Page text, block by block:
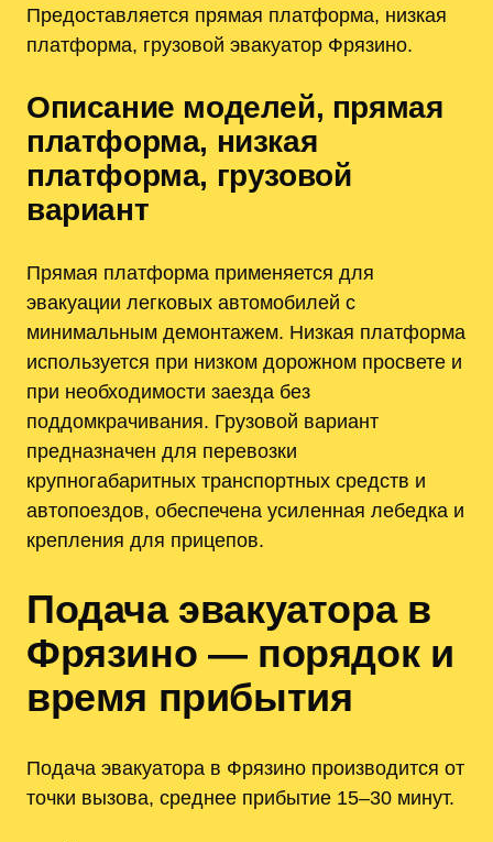
Предоставляется прямая платформа, низкая
платформа, грузовой эвакуатор Фрязино.
Описание моделей, прямая
платформа, низкая
платформа, грузовой
вариант
Прямая платформа применяется для
эвакуации легковых автомобилей с
минимальным демонтажем. Низкая платформа
используется при низком дорожном просвете и
при необходимости заезда без
поддомкрачивания. Грузовой вариант
предназначен для перевозки
крупногабаритных транспортных средств и
автопоездов, обеспечена усиленная лебедка и
крепления для прицепов.
Подача эвакуатора в
Фрязино — порядок и
время прибытия
Подача эвакуатора в Фрязино производится от
точки вызова, среднее прибытие 15–30 минут.